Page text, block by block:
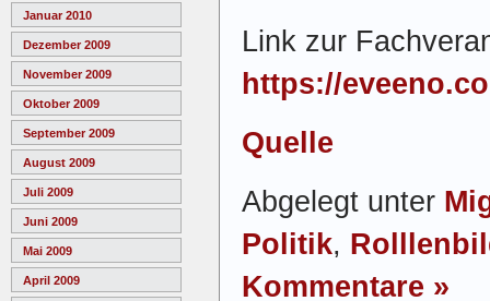
Januar 2010
Dezember 2009
November 2009
Oktober 2009
September 2009
August 2009
Juli 2009
Juni 2009
Mai 2009
April 2009
Link zur
https://
Quelle
Abgelegt unter
Politik,
Kommentare »